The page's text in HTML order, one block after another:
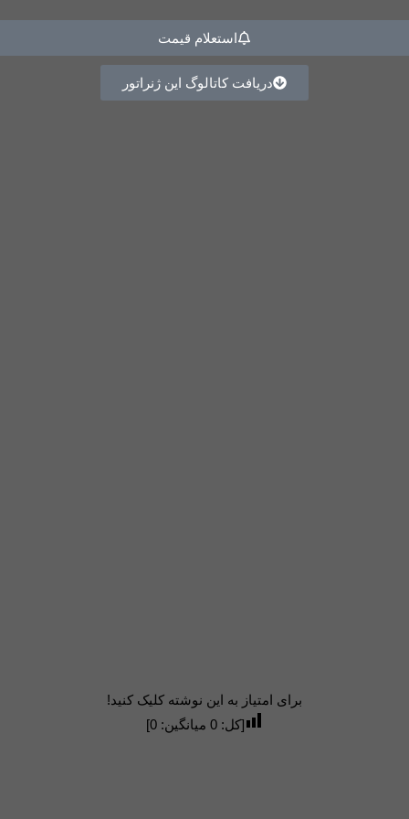
استعلام قیمت
دریافت کاتالوگ این ژنراتور
برای امتیاز به این نوشته کلیک کنید!
[کل: 0 میانگین: 0
]